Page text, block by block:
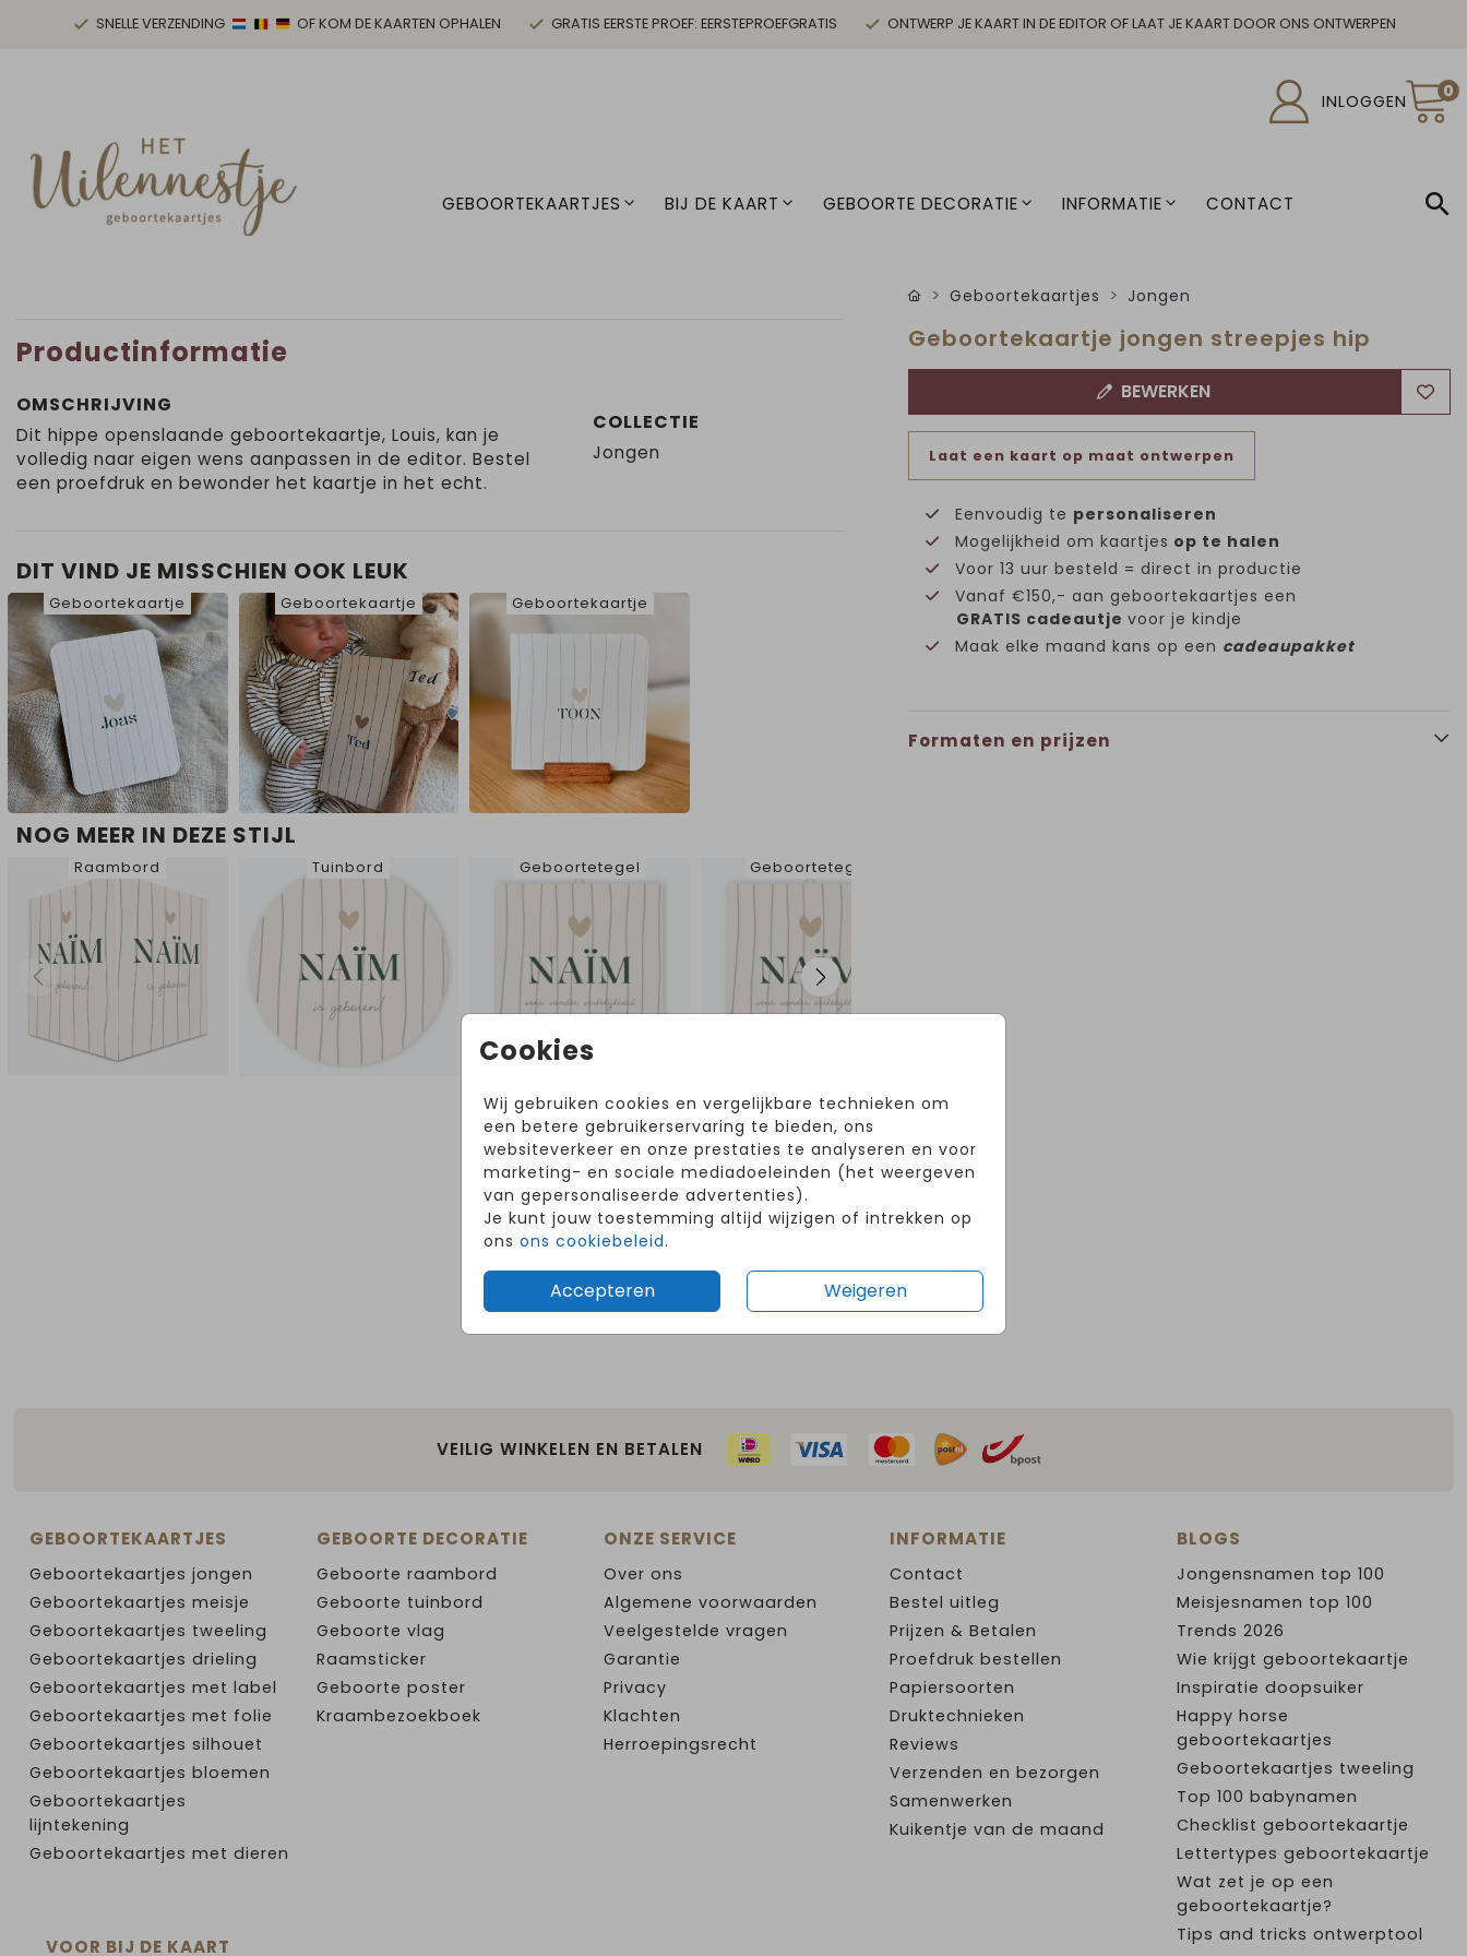
SNELLE VERZENDING OF KOM DE KAARTEN OPHALEN GRATIS EERSTE PROEF: EERSTEPROEFGRATIS ONTWERP JE KAART IN DE EDITOR OF LAAT JE KAART DOOR ONS ONTWERPEN
INLOGGEN 0
GEBOORTEKAARTJES BIJ DE KAART GEBOORTE DECORATIE INFORMATIE CONTACT
Cookies
Wij gebruiken cookies en vergelijkbare technieken om
een betere gebruikerservaring te bieden, ons
websiteverkeer en onze prestaties te analyseren en voor
marketing- en sociale mediadoeleinden (het weergeven
van gepersonaliseerde advertenties).
Je kunt jouw toestemming altijd wijzigen of intrekken op
ons ons cookiebeleid.
Accepteren Weigeren
Productinformatie
OMSCHRIJVING
Dit hippe openslaande geboortekaartje, Louis, kan je
volledig naar eigen wens aanpassen in de editor. Bestel
een proefdruk en bewonder het kaartje in het echt.
COLLECTIE
Jongen
DIT VIND JE MISSCHIEN OOK LEUK
Geboortekaartje Geboortekaartje Geboortekaartje
NOG MEER IN DEZE STIJL
Raambord Tuinbord Geboortetegel Geboortetegel
Geboortekaartjes Jongen
Geboortekaartje jongen streepjes hip
BEWERKEN
Laat een kaart op maat ontwerpen
Eenvoudig te personaliseren
Mogelijkheid om kaartjes op te halen
Voor 13 uur besteld = direct in productie
Vanaf €150,- aan geboortekaartjes een
GRATIS cadeautje voor je kindje
Maak elke maand kans op een cadeaupakket
Formaten en prijzen
Volg ons op Instagram!
@hetuilennestjegeboortekaartjes
VEILIG WINKELEN EN BETALEN
GEBOORTEKAARTJES
Geboortekaartjes jongen
Geboortekaartjes meisje
Geboortekaartjes tweeling
Geboortekaartjes drieling
Geboortekaartjes met label
Geboortekaartjes met folie
Geboortekaartjes silhouet
Geboortekaartjes bloemen
Geboortekaartjes
lijntekening
Geboortekaartjes met dieren
VOOR BIJ DE KAART
GEBOORTE DECORATIE
Geboorte raambord
Geboorte tuinbord
Geboorte vlag
Raamsticker
Geboorte poster
Kraambezoekboek
ONZE SERVICE
Over ons
Algemene voorwaarden
Veelgestelde vragen
Garantie
Privacy
Klachten
Herroepingsrecht
INFORMATIE
Contact
Bestel uitleg
Prijzen & Betalen
Proefdruk bestellen
Papiersoorten
Druktechnieken
Reviews
Verzenden en bezorgen
Samenwerken
Kuikentje van de maand
BLOGS
Jongensnamen top 100
Meisjesnamen top 100
Trends 2026
Wie krijgt geboortekaartje
Inspiratie doopsuiker
Happy horse
geboortekaartjes
Geboortekaartjes tweeling
Top 100 babynamen
Checklist geboortekaartje
Lettertypes geboortekaartje
Wat zet je op een
geboortekaartje?
Tips and tricks ontwerptool